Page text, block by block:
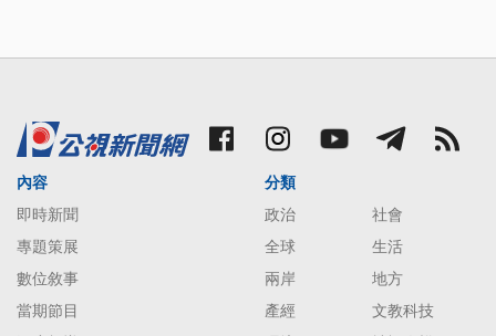
內容
即時新聞
專題策展
數位敘事
當期節目
分類
政治
社會
全球
生活
兩岸
地方
產經
文教科技